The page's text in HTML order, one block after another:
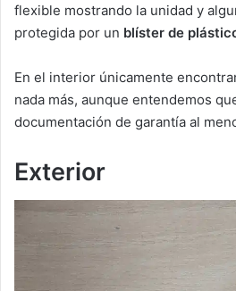
flexible mostrando la unidad y
protegida por un blíster de
En el interior únicamente
nada más, aunque entendemos
documentación de garantía al
Exterior